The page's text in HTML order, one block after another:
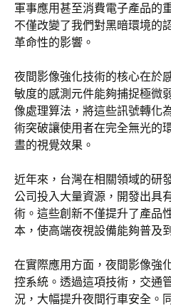
軍事應用甚至消費電子產品的
不僅改變了我們對黑暗環境的
革命性的影響。
夜間影像強化技術的核心在於
敏度的感測元件能夠捕捉極微
像處理算法，將這些訊號轉化
術突破讓使用者在完全無光的
晝的視覺效果。
近年來，台灣在相關領域的研
公司投入大量資源，開發出具
術。這些創新不僅提升了產品
本，使高端夜視設備能夠普及
在實際應用方面，夜間影像強
控系統。透過這項技術，交通
況，大幅提升夜間行車安全。